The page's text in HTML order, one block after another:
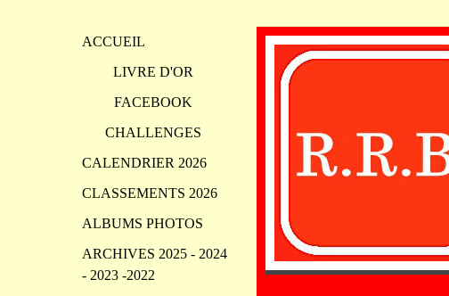
ACCUEIL
LIVRE D'OR
FACEBOOK
CHALLENGES
CALENDRIER 2026
CLASSEMENTS 2026
ALBUMS PHOTOS
ARCHIVES 2025 - 2024
- 2023 -2022